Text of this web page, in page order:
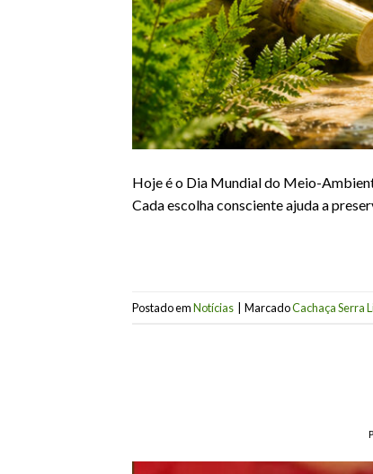
Hoje é o Dia Mundial do Meio-
Cada escolha consciente ajuda a
Postado emNotícias | MarcadoCachaça Serra